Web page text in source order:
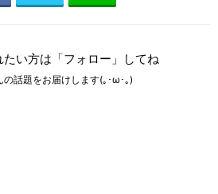
い方は「フォロー」してね
の話題をお届けします(｡･ω･｡)